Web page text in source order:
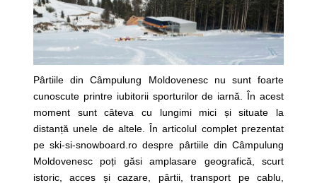
Pârtiile din Câmpulung Moldovenesc nu sunt foarte
cunoscute printre iubitorii sporturilor de iarnă. În acest
moment sunt câteva cu lungimi mici și situate la
distanță unele de altele. În articolul complet prezentat
pe ski-si-snowboard.ro despre pârtiile din Câmpulung
Moldovenesc poți găsi amplasare geografică, scurt
istoric, acces și cazare, pârtii, transport pe cablu,